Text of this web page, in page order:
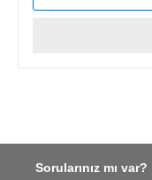
Sorularınız mı var?